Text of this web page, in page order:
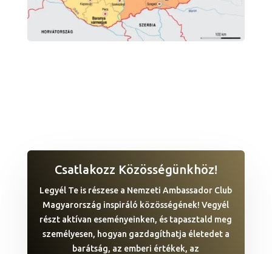
Csatlakozz Közösségünkhöz!
Legyél Te is részese a Nemzeti Ambassador Club
Magyarország inspiráló közösségének! Vegyél
részt aktívan eseményeinken, és tapasztald meg
személyesen, hogyan gazdagíthatja életedet a
barátság, az emberi értékek, az